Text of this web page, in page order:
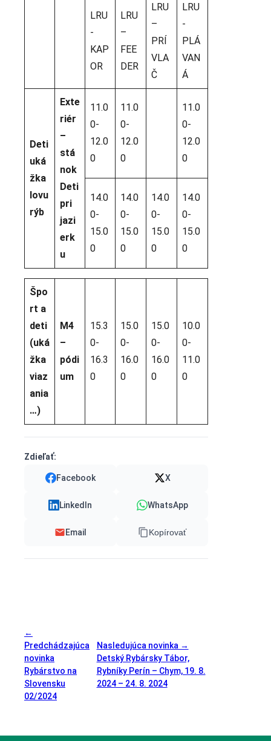
LRU
-
KAP
OR
LRU
–
FEE
DER
LRU
–
PRÍ
VLA
Č
LRU
-
PLÁ
VAN
Á
Deti
uká
žka
lovu
rýb
Exte
riér
–
stá
nok
Deti
pri
jazi
erk
u
11.0
0-
12.0
0
11.0
0-
12.0
0
11.0
0-
12.0
0
14.0
0-
15.0
0
14.0
0-
15.0
0
14.0
0-
15.0
0
14.0
0-
15.0
0
Špo
rt a
deti
(uká
žka
viaz
ania
…)
M4
–
pódi
um
15.3
0-
16.3
0
15.0
0-
16.0
0
15.0
0-
16.0
0
10.0
0-
11.0
0
Zdieľať:
Facebook X
LinkedIn WhatsApp
Email Kopírovať
←
Predchádzajúca
novinka
Rybárstvo na
Slovensku
02/2024
Nasledujúca novinka →
Detský Rybársky Tábor,
Rybníky Perín – Chym, 19. 8.
2024 – 24. 8. 2024